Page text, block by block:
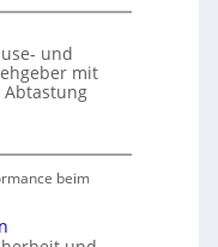
und
mit
beim